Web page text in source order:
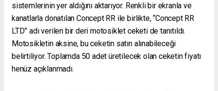
sistemlerinin yer aldığını aktarıyor. Renkli bir ekranla ve
kanatlarla donatılan Concept RR ile birlikte, “Concept RR
LTD” adı verilen bir deri motosiklet ceketi de tanıtıldı.
Motosikletin aksine, bu ceketin satın alınabileceği
belirtiliyor. Toplamda 50 adet üretilecek olan ceketin fiyatı
henüz açıklanmadı.